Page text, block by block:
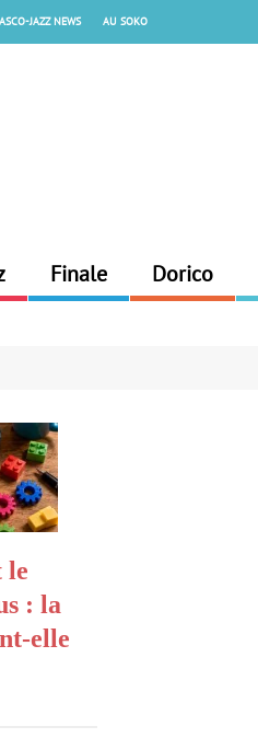
JAZZ NEWS AU SOKO
Finale Dorico
le
: la
elle